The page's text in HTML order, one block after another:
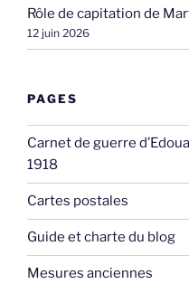
Rôle de capitation de
12 juin 2026
PAGES
Carnet de guerre
1918
Cartes postales
Guide et charte du blog
Mesures anciennes